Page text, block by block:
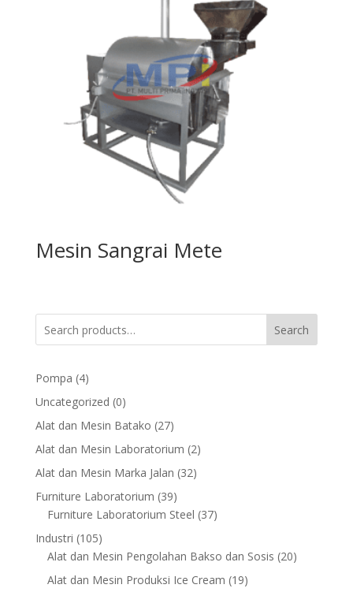
Mesin Sangrai Mete
Search
Pompa 44
products
Uncategorized 00
products
Alat dan Mesin Batako 2727
products
Alat dan Mesin Laboratorium 22
Alat dan Mesin Marka Jalan 3232
Furniture Laboratorium 3939
products
Furniture Laboratorium Steel 3737
Industri 105105
products
Alat dan Mesin Pengolahan Bakso dan Sosis 2020
Alat dan Mesin Produksi Ice Cream 1919